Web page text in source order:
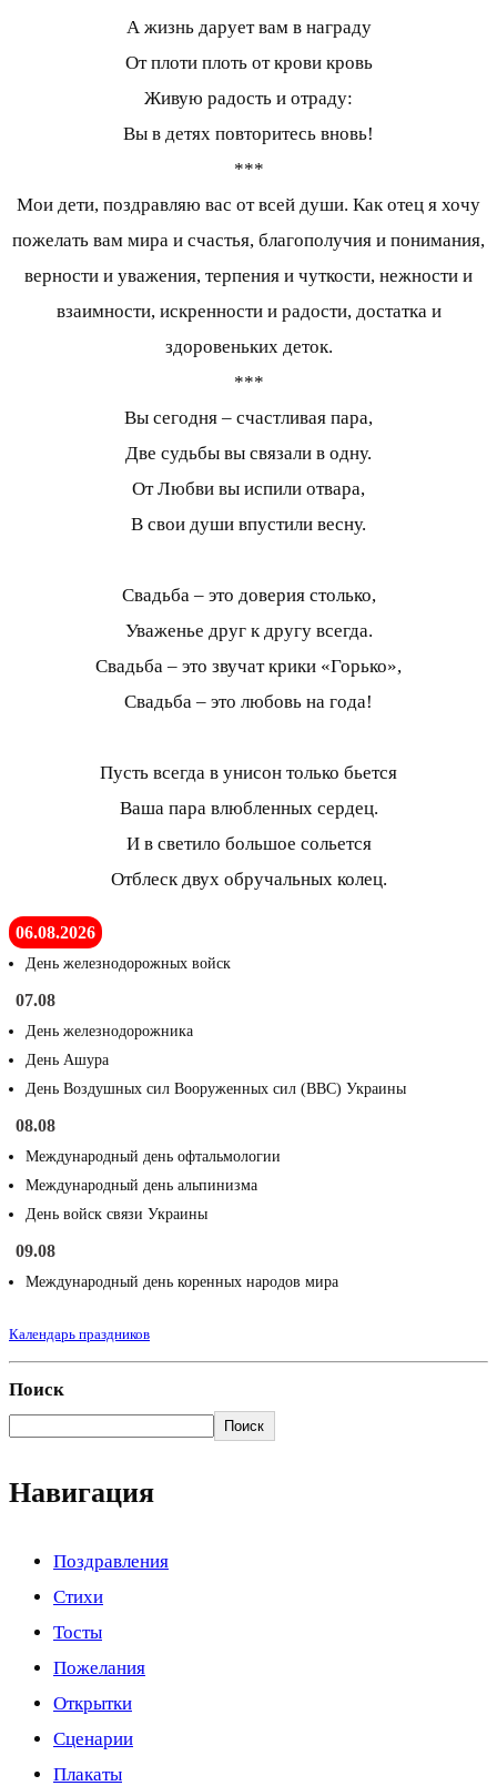
А жизнь дарует вам в награду
От плоти плоть от крови кровь
Живую радость и отраду:
Вы в детях повторитесь вновь!
***
Мои дети, поздравляю вас от всей души. Как отец я хочу
пожелать вам мира и счастья, благополучия и понимания,
верности и уважения, терпения и чуткости, нежности и
взаимности, искренности и радости, достатка и
здоровеньких деток.
***
Вы сегодня – счастливая пара,
Две судьбы вы связали в одну.
От Любви вы испили отвара,
В свои души впустили весну.
Свадьба – это доверия столько,
Уваженье друг к другу всегда.
Свадьба – это звучат крики «Горько»,
Свадьба – это любовь на года!
Пусть всегда в унисон только бьется
Ваша пара влюбленных сердец.
И в светило большое сольется
Отблеск двух обручальных колец.
06.08.2026
День железнодорожных войск
07.08
День железнодорожника
День Ашура
День Воздушных сил Вооруженных сил (ВВС) Украины
08.08
Международный день офтальмологии
Международный день альпинизма
День войск связи Украины
09.08
Международный день коренных народов мира
Календарь праздников
Поиск
Поиск
Навигация
Поздравления
Стихи
Тосты
Пожелания
Открытки
Сценарии
Плакаты